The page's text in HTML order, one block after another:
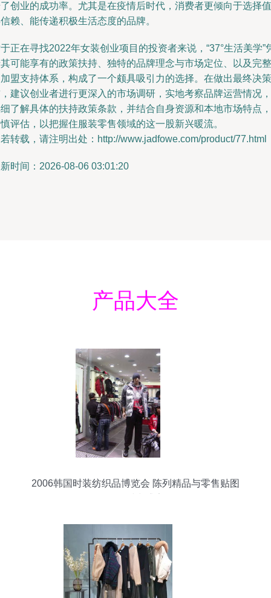
创业的成功率。尤其是在疫情后时代，消费者更倾向于选择值
赖、能传递积极生活态度的品牌。
正在寻找2022年女装创业项目的投资者来说，“37°生活美学”
可能享有的政策扶持、独特的品牌理念与市场定位、以及完整
盟支持体系，构成了一个颇具吸引力的选择。在做出最终决策
建议创业者进行更深入的市场调研，实地考察品牌运营情况，
了解具体的扶持政策条款，并结合自身资源和本地市场特点，
评估，以把握住服装零售领域的这一股新兴暖流。
转载，请注明出处：http://www.jadfowe.com/product/77.html
时间：2026-08-06 03:01:20
产品大全
2006韩国时装纺织品博览会 陈列精品与零售贴图